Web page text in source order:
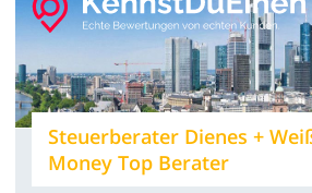
Steuerberater Dienes +
Money Top Berater